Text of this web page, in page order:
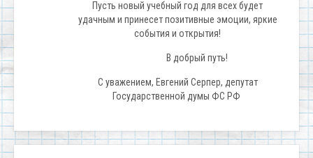
Пусть новый учебный год для всех будет
удачным и принесет позитивные эмоции, яркие
события и открытия!
В добрый путь!
С уважением, Евгений Серпер, депутат
Государственной думы ФС РФ